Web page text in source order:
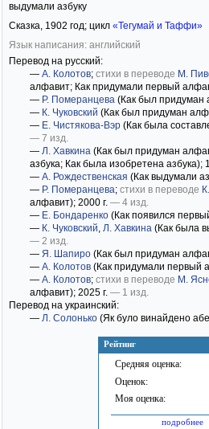
Рейтинг
Средняя оценка:
Оценок:
Моя оценка:
подробнее
выдумали азбуку
Сказка, 1902 год; цикл «Тегумай и Таффи»
Язык написания: английский
Перевод на русский:
— А. Колотов; стихи в переводе М.
алфавит; Как придумали первый
— Р. Померанцева (Как был придуман
— К. Чуковский (Как был придуман
— Е. Чистякова-Вэр (Как была
— 7 изд.
— Л. Хавкина (Как был придуман
азбука; Как была изобретена азбука);
— А. Рождественская (Как выдумали
— Р. Померанцева; стихи в переводе
алфавит); 2000 г. — 4 изд.
— Е. Бондаренко (Как появился
— К. Чуковский, Л. Хавкина (Как была
— 2 изд.
— Я. Шапиро (Как был придуман
— А. Колотов (Как придумали первый
— А. Колотов; стихи в переводе М.
алфавит); 2025 г. — 1 изд.
Перевод на украинский:
— Л. Солонько (Як було винайдено